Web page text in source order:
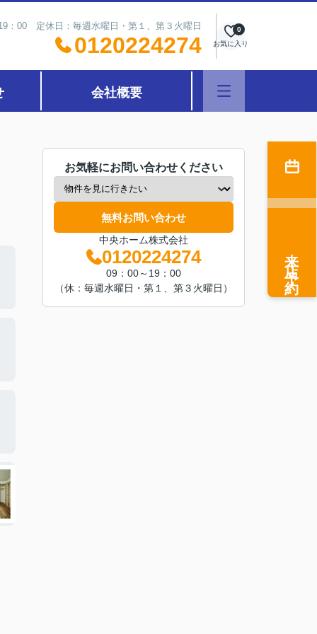
：00 定休日：毎週水曜日・第１、第３火曜日
0120224274 お気に入り
0
会社概要
お気軽にお問い合わせください
無料お問い合わせ
中央ホーム株式会社
0120224274
09：00～19：00
（休：毎週水曜日・第１、第３火曜日）
来店予約